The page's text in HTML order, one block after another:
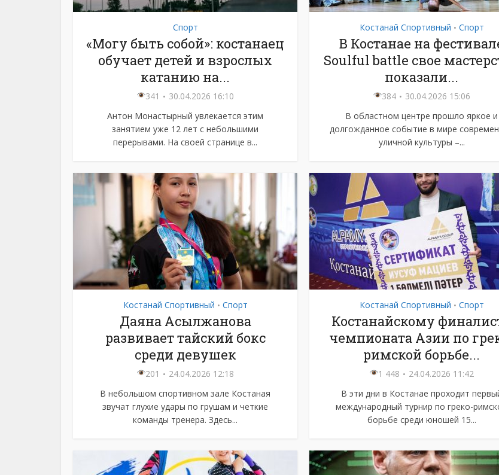
Спорт
«Могу быть собой»: костанаец
обучает детей и взрослых
катанию на...
341
30.04.2026 16:10
Антон Монастырный увлекается этим
занятием уже 12 лет с небольшими
перерывами. На своей странице в...
Костанай Спортивный • Спорт
В Костанае на
Soulful battle свое
показали...
384
30.04.2026 15:06
В областном центре прошло яркое и
долгожданное событие в мире
уличной культуры –...
Костанай Спортивный • Спорт
Даяна Асылжанова
развивает тайский бокс
среди девушек
201
24.04.2026 12:18
В небольшом спортивном зале Костаная
звучат глухие удары по грушам и четкие
команды тренера. Здесь...
Костанай Спортивный • Спорт
Костанайскому
чемпионата Азии по
римской борьбе...
1 448
24.04.2026 11:42
В эти дни в Костанае проходит
международный турнир по греко-
борьбе среди юношей 15...